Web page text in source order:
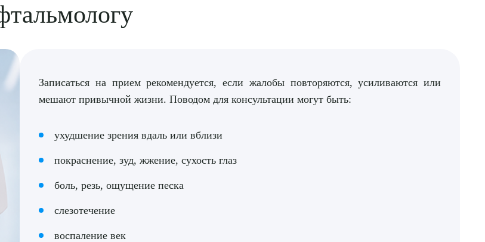
Записаться на прием рекомендуется, если жалобы повторяются, усиливаются или
мешают привычной жизни. Поводом для консультации могут быть:
ухудшение зрения вдаль или вблизи
покраснение, зуд, жжение, сухость глаз
боль, резь, ощущение песка
слезотечение
воспаление век